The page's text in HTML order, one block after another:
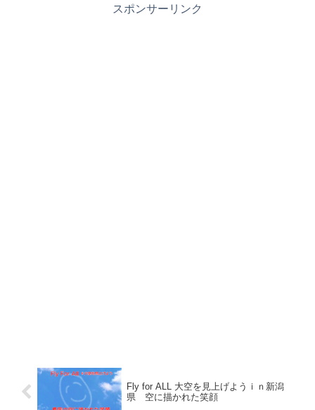
スポンサーリンク
Fly for ALL 大空を見上げようｉｎ新潟
県 空に描かれた笑顔